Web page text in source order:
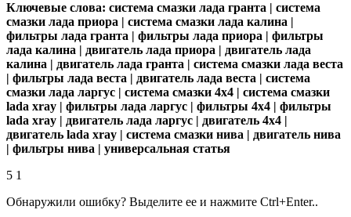
Ключевые слова: система смазки лада гранта | система
смазки лада приора | система смазки лада калина |
фильтры лада гранта | фильтры лада приора | фильтры
лада калина | двигатель лада приора | двигатель лада
калина | двигатель лада гранта | система смазки лада веста
| фильтры лада веста | двигатель лада веста | система
смазки лада ларгус | система смазки 4х4 | система смазки
lada xray | фильтры лада ларгус | фильтры 4х4 | фильтры
lada xray | двигатель лада ларгус | двигатель 4х4 |
двигатель lada xray | система смазки нива | двигатель нива
| фильтры нива | универсальная статья
5 1
Обнаружили ошибку? Выделите ее и нажмите Ctrl+Enter..